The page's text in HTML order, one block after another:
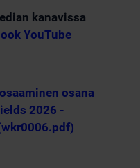
kanavissa
YouTube
osana
2026 -